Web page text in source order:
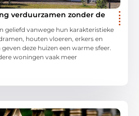
verduurzamen zonder de
geliefd vanwege hun karakteristieke
houten vloeren, erkers en
deze huizen een warme sfeer.
woningen vaak meer